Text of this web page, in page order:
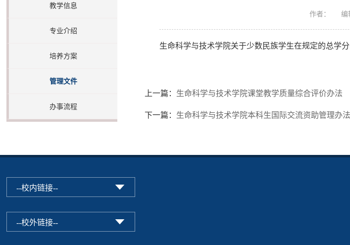
教学信息
专业介绍
培养方案
管理文件
办事流程
作者： 编
生命科学与技术学院关于少数民族学生在规定的总学
上一篇： 生命科学与技术学院课堂教学质量综合评价办法
下一篇： 生命科学与技术学院本科生国际交流资助管理办法